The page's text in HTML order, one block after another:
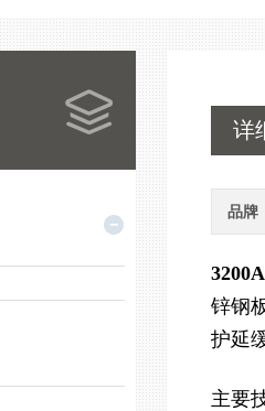
详
品牌
锌钢
护延
主要